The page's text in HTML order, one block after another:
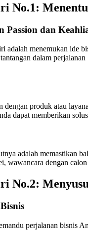
No.1:
Passion dan
adalah menemukan ide
dalam perjalanan
dengan produk atau
dapat memberikan
adalah memastikan
dengan
No.2:
perjalanan bisnis